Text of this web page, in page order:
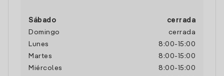
Sábado
cerrada
Domingo
cerrada
Lunes
8:00- 15:00
Martes
8:00- 15:00
Miércoles
8:00- 15:00